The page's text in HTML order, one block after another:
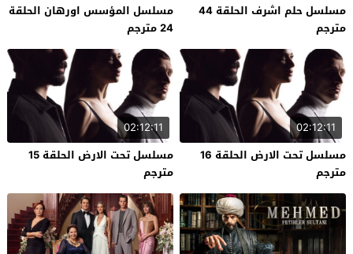
مسلسل حلم اشرف الحلقة 44
مترجم
مسلسل المؤسس اورهان الحلقة
24 مترجم
02:12:11
مسلسل تحت الارض الحلقة 16
مترجم
02:12:11
مسلسل تحت الارض الحلقة 15
مترجم